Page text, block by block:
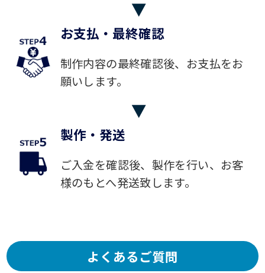
お支払・最終確認
制作内容の最終確認後、お支払をお
願いします。
製作・発送
ご入金を確認後、製作を行い、お客
様のもとへ発送致します。
よくあるご質問